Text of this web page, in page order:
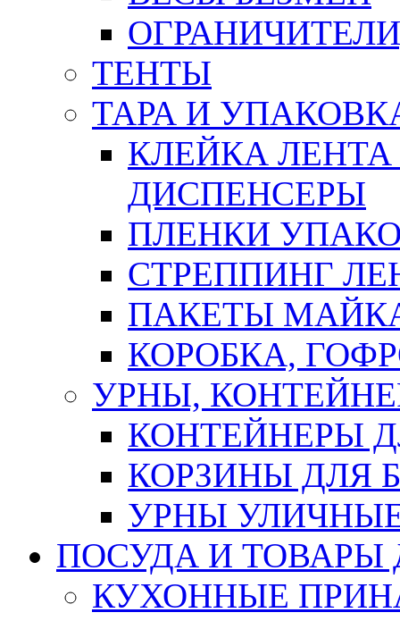
ТЕНТЫ
ТАРА И
КЛЕЙКА
ДИСПЕНСЕРЫ
ПЛЕНКИ
СТРЕППИНГ
ПАКЕТЫ
КОРОБКА,
УРНЫ,
КОНТЕЙНЕРЫ
КОРЗИНЫ ДЛЯ
УРНЫ
ПОСУДА И ТОВАРЫ
КУХОННЫЕ